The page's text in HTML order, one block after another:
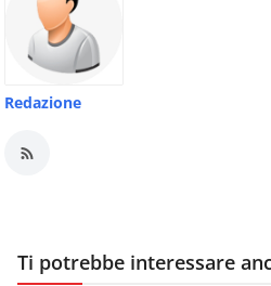
Redazione
Ti potrebbe interessare